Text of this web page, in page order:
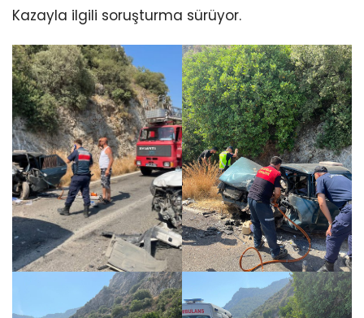
Kazayla ilgili soruşturma sürüyor.